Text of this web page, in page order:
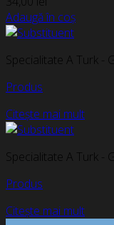
Adaugă în coș
Specialitate A Turk -
Produs
Citește mai mult
Specialitate A Turk -
Produs
Citește mai mult